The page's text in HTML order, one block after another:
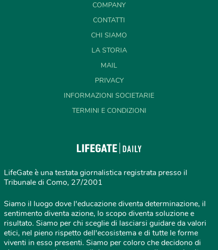
COMPANY
CONTATTI
CHI SIAMO
LA STORIA
MAIL
PRIVACY
INFORMAZIONI SOCIETARIE
TERMINI E CONDIZIONI
LifeGate è una testata giornalistica registrata presso il
Tribunale di Como, 27/2001
Siamo il luogo dove l'educazione diventa determinazione, il
sentimento diventa azione, lo scopo diventa soluzione e
risultato. Siamo per chi sceglie di lasciarsi guidare da valori
etici, nel pieno rispetto dell'ecosistema e di tutte le forme
viventi in esso presenti. Siamo per coloro che decidono di